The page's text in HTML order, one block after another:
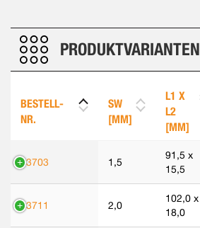
PRODUKTVARIANTEN
BESTELL-
NR.
SW
[MM]
L1 X
L2
[MM]
43703 1,5
91,5 x
15,5
43711 2,0
102,0 x
18,0